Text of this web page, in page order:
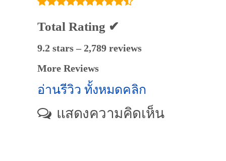
Total Rating ✔
9.2 stars – 2,789 reviews
More Reviews
อ่านรีวิว ทั้งหมดคลิก
แสดงความคิดเห็น